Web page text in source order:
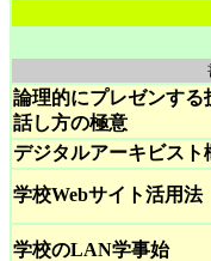
論理的にプレゼンする
話し方の極意
デジタルアーキビスト
学校Webサイト活用法
学校のLAN学事始